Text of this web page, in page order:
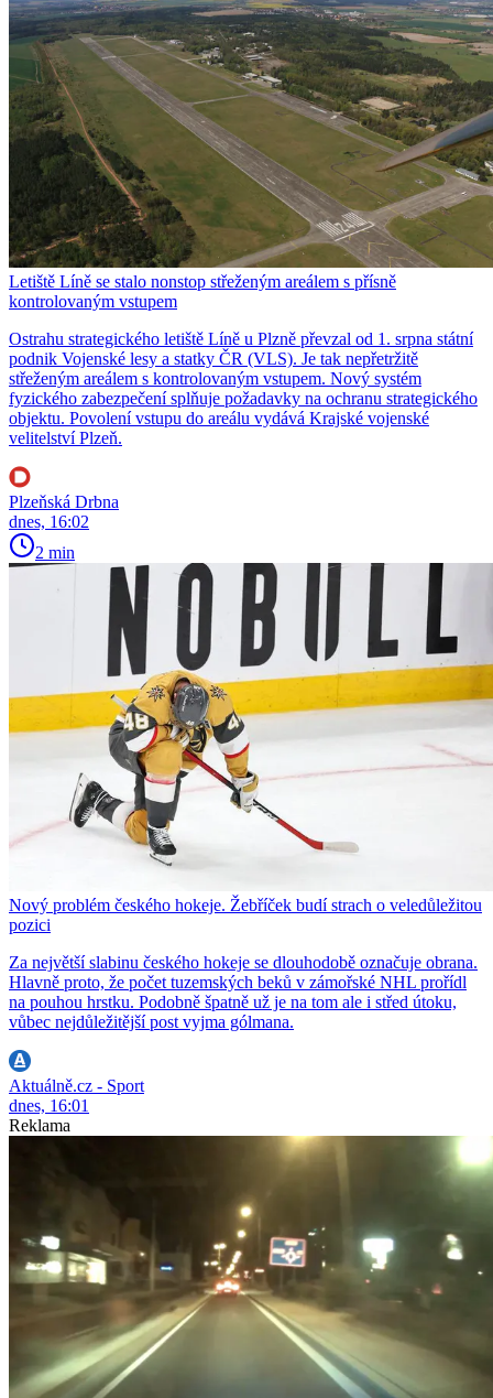
Letiště Líně se stalo nonstop střeženým areálem s přísně
kontrolovaným vstupem
Ostrahu strategického letiště Líně u Plzně převzal od 1. srpna státní
podnik Vojenské lesy a statky ČR (VLS). Je tak nepřetržitě
střeženým areálem s kontrolovaným vstupem. Nový systém
fyzického zabezpečení splňuje požadavky na ochranu strategického
objektu. Povolení vstupu do areálu vydává Krajské vojenské
velitelství Plzeň.
Plzeňská Drbna
dnes, 16:02
2 min
Nový problém českého hokeje. Žebříček budí strach o veledůležitou
pozici
Za největší slabinu českého hokeje se dlouhodobě označuje obrana.
Hlavně proto, že počet tuzemských beků v zámořské NHL prořídl
na pouhou hrstku. Podobně špatně už je na tom ale i střed útoku,
vůbec nejdůležitější post vyjma gólmana.
Aktuálně.cz - Sport
dnes, 16:01
Reklama